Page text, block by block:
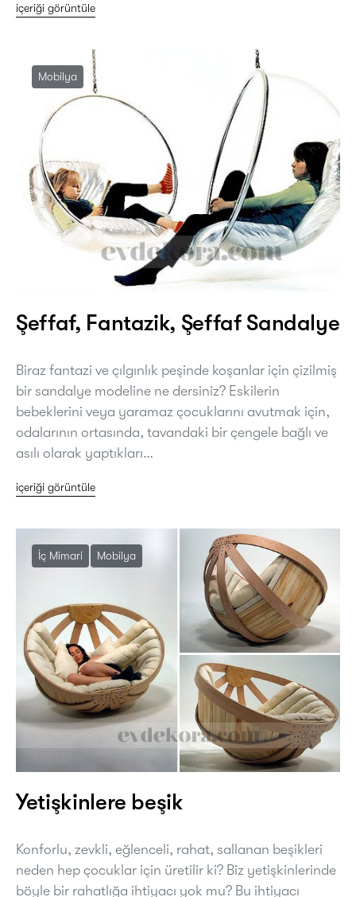
içeriği görüntüle
Mobilya
Şeffaf, Fantazik, Şeffaf Sandalye
Biraz fantazi ve çılgınlık peşinde koşanlar için çizilmiş
bir sandalye modeline ne dersiniz? Eskilerin
bebeklerini veya yaramaz çocuklarını avutmak için,
odalarının ortasında, tavandaki bir çengele bağlı ve
asılı olarak yaptıkları…
içeriği görüntüle
İç Mimari Mobilya
Yetişkinlere beşik
Konforlu, zevkli, eğlenceli, rahat, sallanan beşikleri
neden hep çocuklar için üretilir ki? Biz yetişkinlerinde
böyle bir rahatlığa ihtiyacı yok mu? Bu ihtiyacı